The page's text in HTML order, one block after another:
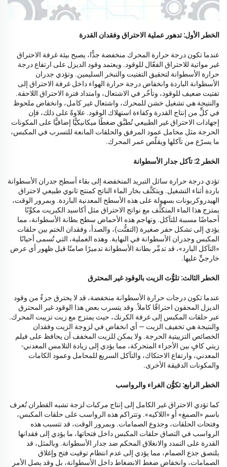
الخطر الأول: تدهور عملية الاحتراق وفقدان القدرة
عندما تكون درجة حرارة المحرك منخفضة جدًّا، يصبح بيئة غرفة الاحتراق
غير مواتية للاحتراق الفعّال للوقود. ويعتمد وقود الديزل على ارتفاع درجة
حرارة الأسطوانة لتحقيق التفتيت والتبخر السليمين. وتؤدي جدران
الأسطوانة الباردة وانخفاض درجة حرارة الهواء داخل غرفة الاحتراق إلى
تفتيت ضعيف للوقود، وتأخّر في الاشتعال، وامتداد فترة الاحتراق اللاحقة.
والنتيجة هي تشغيل خشن للمحرك، واشتعال غير كامل، وانخفاض ملحوظ
في كلٍّ من إنتاج القدرة وكفاءة استهلاك الوقود. علاوةً على ذلك، فإن
إجهادات الاحتراق غير الطبيعي تُطبَّق ضغطًا ميكانيكيًّا إضافيًّا على المكونات
الحرجة مثل محامل عمود المرفق والحلقات المانعة للتسرب في المكبس،
ما يسرّع من تآكلها ويقلّص عمر المحرك.
الخطر 2: تآكل جدار الأسطوانة
تؤدي درجة حرارة سائل التبريد المنخفضة إلى بقاء أسطح جدران الأسطوانة
باردة أثناء التشغيل. ويتكثَّف بخار الماء الناتج كمنتج ثانوي طبيعي لاحتراق
الهيدروكربونات بسهولة على هذه الأسطح المعدنية الباردة. وبمرور الوقت،
يمتزج هذا الماء المتكثِّف مع نواتج الاحتراق مثل أكاسيد الكبريت مكوِّنًا
أحماضًا مسببة للتآكل. وتهاجم هذه الأحماض سطح بطانة الأسطوانة، مما
يؤدي إلى تشكل حفر صغيرة (التفتُّت)، والصدأ، وفقدان الختم بين حلقات
المكبس وجدران الأسطوانة في النهاية. وهذه العملية، التي تُسمى أحيانًا
«التآكل البارد»، قد تدمِّر بطانة الأسطوانة تدميرًا صامتًا قبل ظهور أي عرض
خارجيٍّ عليها.
الخطر الثالث: تلوُّث الزيت بالوقود غير المحترق
عندما تكون درجات حرارة الأسطوانة منخفضة، قد لا يحترق جزءٌ من وقود
الديزل المحقون احتراقًا كاملاً. وقد يتسرب بعض هذا الوقود غير المحترق
عبر حلقات المكبس إلى غرفة الكرنك، حيث يمتزج مع زيت تزييت المحرك.
والنتيجة هي تخفيف الزيت — أي انخفاض في لزوجة الزيت وفقدان
الخصائص التزييتية الحرجة. ولا يمكن للزيت المخفف أن يحافظ على فيلم
زيتي كافٍ بين الأجزاء المتحركة، مما يؤدي إلى زيادة التلامس المعدني-
المعدني، وارتفاع الاحتكاك، والتآكل السريع للمحامل وعمود الكامات
والمكونات الدقيقة الأخرى.
الخطر الرابع: تكوُّن الغراء والرواسب
كما تؤدي الاحتراق غير الكامل إلى إنتاج مركبات لزجة تشبه القطران تُعرف
باسم «الصمغ» أو «اللاكيه». وتتراكم هذه الرواسب على حلقات المكبس،
وفتحات الحلقات، وجذوع الصمامات. وبمرور الوقت، قد تتسبب هذه
الرواسب في التصاق حلقات المكبس داخل فتحاتها، ما يؤدي إلى فقدانها
القدرة على التمدد والانغلاق المحكم ضد جدار الأسطوانة. وبالمثل، قد
يلتصق جذع الصمام، مما يؤدي إلى عدم انتظام توقيت فتح وإغلاق
الصمامات، وانخفاض ضغط الانضغاط داخل الأسطوانة، بل وقد يصل الأمر